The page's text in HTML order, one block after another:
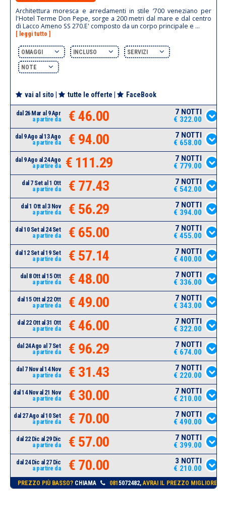
Architettura moresca e arredamenti in stile ‘700 veneziano per
l'Hotel Terme Don Pepe, sorge a 200 metri dal mare e dal centro
di Lacco Ameno SS 270.E' composto da un corpo principale e ...
[ leggi tutto ]
OMAGGI INCLUSO SERVIZI
NOTE
vai al sito tutte le offerte FaceBook
dal 26 Mar al 9 Apr
a partire da
€ 46.00
7 NOTTI
€ 322.00
dal 9 Ago al 13 Ago
a partire da
€ 94.00
7 NOTTI
€ 658.00
dal 9 Ago al 24 Ago
a partire da
€ 111.29
7 NOTTI
€ 779.00
dal 7 Set al 1 Ott
a partire da
€ 77.43
7 NOTTI
€ 542.00
dal 1 Ott al 3 Nov
a partire da
€ 56.29
7 NOTTI
€ 394.00
dal 10 Set al 24 Set
a partire da
€ 65.00
7 NOTTI
€ 455.00
dal 12 Set al 19 Set
a partire da
€ 57.14
7 NOTTI
€ 400.00
dal 8 Ott al 15 Ott
a partire da
€ 48.00
7 NOTTI
€ 336.00
dal 15 Ott al 22 Ott
a partire da
€ 49.00
7 NOTTI
€ 343.00
dal 22 Ott al 31 Ott
a partire da
€ 46.00
7 NOTTI
€ 322.00
dal 24 Ago al 7 Set
a partire da
€ 96.29
7 NOTTI
€ 674.00
dal 7 Nov al 14 Nov
a partire da
€ 31.43
7 NOTTI
€ 220.00
dal 14 Nov al 21 Nov
a partire da
€ 30.00
7 NOTTI
€ 210.00
dal 27 Ago al 10 Set
a partire da
€ 70.00
7 NOTTI
€ 490.00
dal 22 Dic al 29 Dic
a partire da
€ 57.00
7 NOTTI
€ 399.00
dal 24 Dic al 27 Dic
a partire da
€ 70.00
3 NOTTI
€ 210.00
PREZZO PIÙ BASSO?CHIAMA 081 5072482,AVRAI IL PREZZO MIGLIORE!